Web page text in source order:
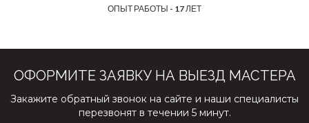
ОПЫТ РАБОТЫ - 17 ЛЕТ
ОФОРМИТЕ ЗАЯВКУ НА ВЫЕЗД МАСТЕРА
Закажите обратный звонок на сайте и наши специалисты
перезвонят в течении 5 минут.